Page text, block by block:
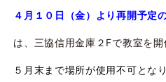
４月１０日（金）より再開予定
は、三協信用金庫２Fで教室を開
５月末まで場所が使用不可とな